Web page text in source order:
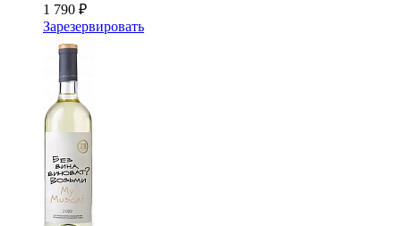
1 790 ₽
Зарезервировать